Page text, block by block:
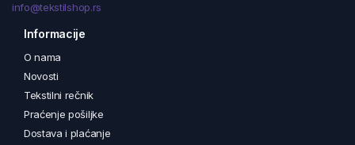
info@tekstilshop.rs
Informacije
O nama
Novosti
Tekstilni rečnik
Praćenje pošiljke
Dostava i plaćanje